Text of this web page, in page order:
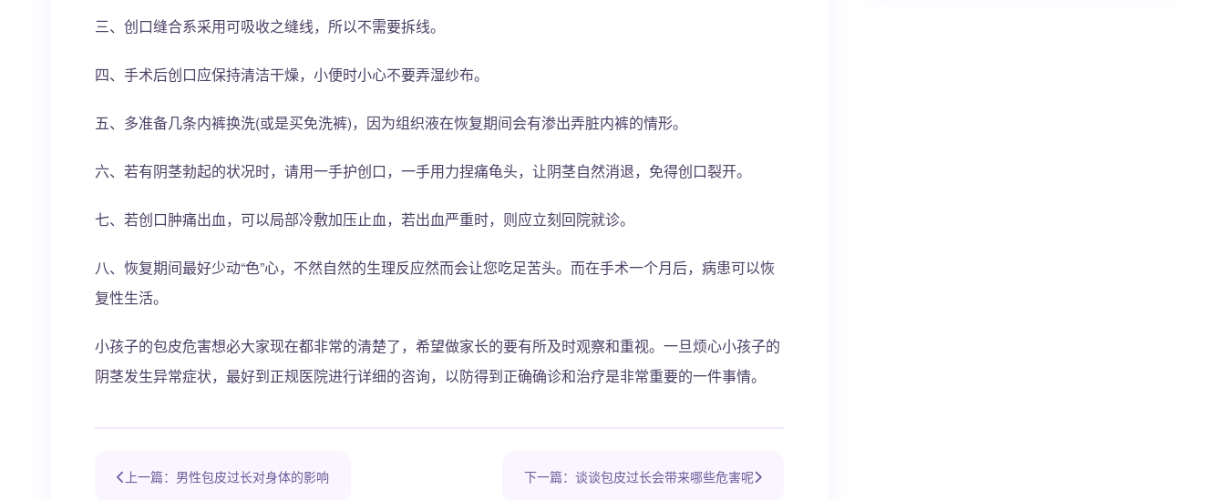
三、创口缝合系采用可吸收之缝线，所以不需要拆线。
四、手术后创口应保持清洁干燥，小便时小心不要弄湿纱布。
五、多准备几条内裤换洗(或是买免洗裤)，因为组织液在恢复期间会有渗出弄脏内裤的情形。
六、若有阴茎勃起的状况时，请用一手护创口，一手用力捏痛龟头，让阴茎自然消退，免得创口裂开。
七、若创口肿痛出血，可以局部冷敷加压止血，若出血严重时，则应立刻回院就诊。
八、恢复期间最好少动“色”心，不然自然的生理反应然而会让您吃足苦头。而在手术一个月后，病患可以恢
复性生活。
小孩子的包皮危害想必大家现在都非常的清楚了，希望做家长的要有所及时观察和重视。一旦烦心小孩子的
阴茎发生异常症状，最好到正规医院进行详细的咨询，以防得到正确确诊和治疗是非常重要的一件事情。
上一篇：男性包皮过长对身体的影响 下一篇：谈谈包皮过长会带来哪些危害呢